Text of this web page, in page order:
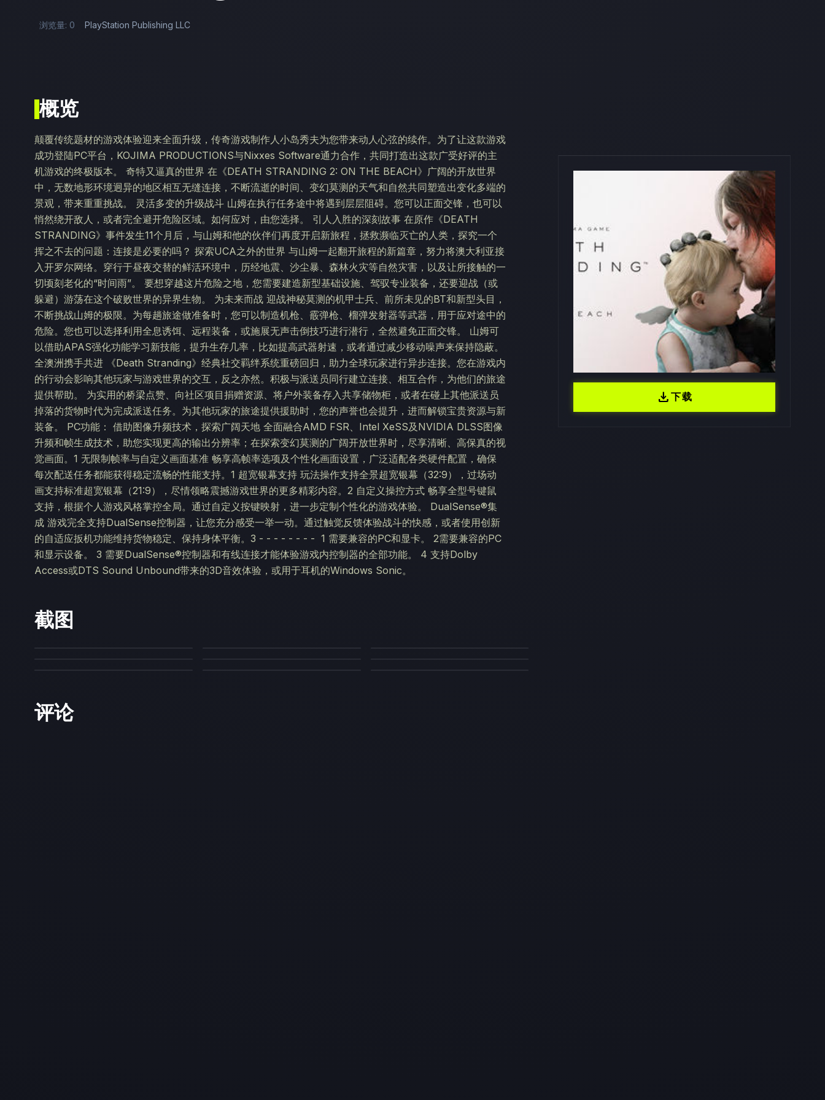
浏览量: 0 PlayStation Publishing LLC
概览
颠覆传统题材的游戏体验迎来全面升级，传奇游戏制作人小岛秀夫为您带来动人心弦的续作。为了让这款游戏
成功登陆PC平台，KOJIMA PRODUCTIONS与Nixxes Software通力合作，共同打造出这款广受好评的主
机游戏的终极版本。 奇特又逼真的世界 在《DEATH STRANDING 2: ON THE BEACH》广阔的开放世界
中，无数地形环境迥异的地区相互无缝连接，不断流逝的时间、变幻莫测的天气和自然共同塑造出变化多端的
景观，带来重重挑战。 灵活多变的升级战斗 山姆在执行任务途中将遇到层层阻碍。您可以正面交锋，也可以
悄然绕开敌人，或者完全避开危险区域。如何应对，由您选择。 引人入胜的深刻故事 在原作《DEATH
STRANDING》事件发生11个月后，与山姆和他的伙伴们再度开启新旅程，拯救濒临灭亡的人类，探究一个
挥之不去的问题：连接是必要的吗？ 探索UCA之外的世界 与山姆一起翻开旅程的新篇章，努力将澳大利亚接
入开罗尔网络。穿行于昼夜交替的鲜活环境中，历经地震、沙尘暴、森林火灾等自然灾害，以及让所接触的一
切顷刻老化的“时间雨”。 要想穿越这片危险之地，您需要建造新型基础设施、驾驭专业装备，还要迎战（或
躲避）游荡在这个破败世界的异界生物。 为未来而战 迎战神秘莫测的机甲士兵、前所未见的BT和新型头目，
不断挑战山姆的极限。为每趟旅途做准备时，您可以制造机枪、霰弹枪、榴弹发射器等武器，用于应对途中的
危险。您也可以选择利用全息诱饵、远程装备，或施展无声击倒技巧进行潜行，全然避免正面交锋。 山姆可
以借助APAS强化功能学习新技能，提升生存几率，比如提高武器射速，或者通过减少移动噪声来保持隐蔽。
全澳洲携手共进 《Death Stranding》经典社交羁绊系统重磅回归，助力全球玩家进行异步连接。您在游戏内
的行动会影响其他玩家与游戏世界的交互，反之亦然。积极与派送员同行建立连接、相互合作，为他们的旅途
提供帮助。 为实用的桥梁点赞、向社区项目捐赠资源、将户外装备存入共享储物柜，或者在碰上其他派送员
掉落的货物时代为完成派送任务。为其他玩家的旅途提供援助时，您的声誉也会提升，进而解锁宝贵资源与新
装备。 PC功能： 借助图像升频技术，探索广阔天地 全面融合AMD FSR、Intel XeSS及NVIDIA DLSS图像
升频和帧生成技术，助您实现更高的输出分辨率；在探索变幻莫测的广阔开放世界时，尽享清晰、高保真的视
觉画面。1 无限制帧率与自定义画面基准 畅享高帧率选项及个性化画面设置，广泛适配各类硬件配置，确保
每次配送任务都能获得稳定流畅的性能支持。1 超宽银幕支持 玩法操作支持全景超宽银幕（32:9），过场动
画支持标准超宽银幕（21:9），尽情领略震撼游戏世界的更多精彩内容。2 自定义操控方式 畅享全型号键鼠
支持，根据个人游戏风格掌控全局。通过自定义按键映射，进一步定制个性化的游戏体验。 DualSense®集
成 游戏完全支持DualSense控制器，让您充分感受一举一动。通过触觉反馈体验战斗的快感，或者使用创新
的自适应扳机功能维持货物稳定、保持身体平衡。3 - - - - - - - - 1 需要兼容的PC和显卡。 2需要兼容的PC
和显示设备。 3 需要DualSense®控制器和有线连接才能体验游戏内控制器的全部功能。 4 支持Dolby
Access或DTS Sound Unbound带来的3D音效体验，或用于耳机的Windows Sonic。
截图
评论
download下载